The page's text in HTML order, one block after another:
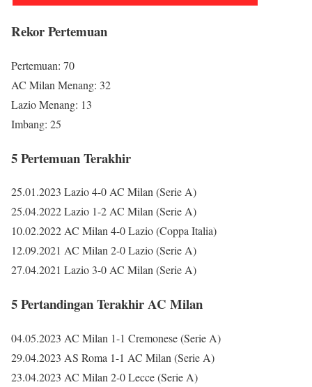
Rekor Pertemuan
Pertemuan: 70
AC Milan Menang: 32
Lazio Menang: 13
Imbang: 25
5 Pertemuan Terakhir
25.01.2023 Lazio 4-0 AC Milan (Serie A)
25.04.2022 Lazio 1-2 AC Milan (Serie A)
10.02.2022 AC Milan 4-0 Lazio (Coppa Italia)
12.09.2021 AC Milan 2-0 Lazio (Serie A)
27.04.2021 Lazio 3-0 AC Milan (Serie A)
5 Pertandingan Terakhir AC Milan
04.05.2023 AC Milan 1-1 Cremonese (Serie A)
29.04.2023 AS Roma 1-1 AC Milan (Serie A)
23.04.2023 AC Milan 2-0 Lecce (Serie A)